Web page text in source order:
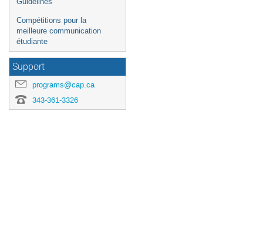
Compétitions pour la
meilleure communication
étudiante
Support
programs@cap.ca
343-361-3326